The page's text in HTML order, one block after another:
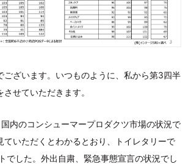
ございます。いつものように、私から第3四半
せていただきます。
内のコンシューマープロダクツ市場の状況で
ていただくとわかるとおり、トイレタリーで
でした。外出自粛、緊急事態宣言の状況でし